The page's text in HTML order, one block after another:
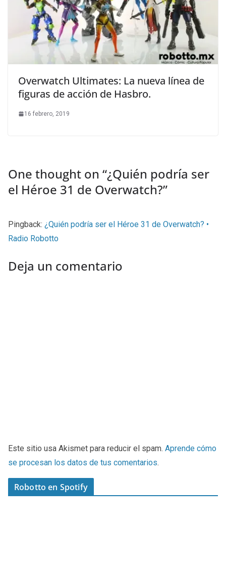
Overwatch Ultimates: La nueva línea de
figuras de acción de Hasbro.
16 febrero, 2019
One thought on “¿Quién podría ser
el Héroe 31 de Overwatch?”
Pingback: ¿Quién podría ser el Héroe 31 de Overwatch? •
Radio Robotto
Deja un comentario
Este sitio usa Akismet para reducir el spam. Aprende cómo
se procesan los datos de tus comentarios.
Robotto en Spotify